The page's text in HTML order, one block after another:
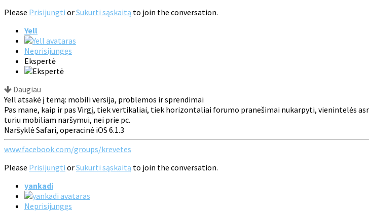
Please Prisijungti orSukurti sąskaitą to join the conversation.
Yell
Neprisijungęs
Ekspertė
Daugiau
Yell atsakė į temą: mobili versija, problemos ir sprendimai
Pas mane, kaip ir pas Virgį, tiek vertikaliai, tiek horizontaliai forumo pranešimai nukarpyti, vienintelės
turiu mobiliam naršymui, nei prie pc.
Naršyklė Safari, operacinė iOS 6.1.3
www.facebook.com/groups/krevetes
Please Prisijungti orSukurti sąskaitą to join the conversation.
yankadi
Neprisijungęs